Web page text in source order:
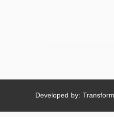
Developed by: